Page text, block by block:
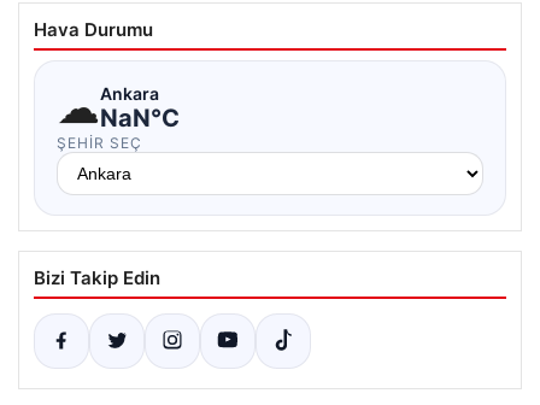
Hava Durumu
☁Ankara
NaN°C
ŞEHIR SEÇ
Bizi Takip Edin